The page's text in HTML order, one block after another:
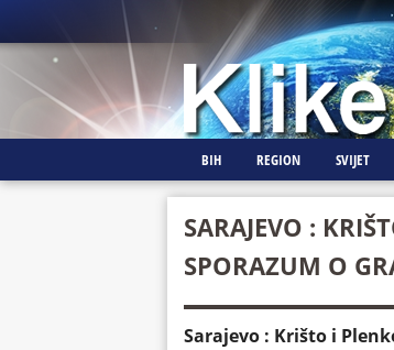
BIH REGION SVIJET
SARAJEVO :
SPORAZUM O
Sarajevo : Krišto i